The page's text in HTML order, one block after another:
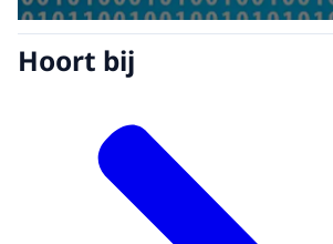
Hoort bij